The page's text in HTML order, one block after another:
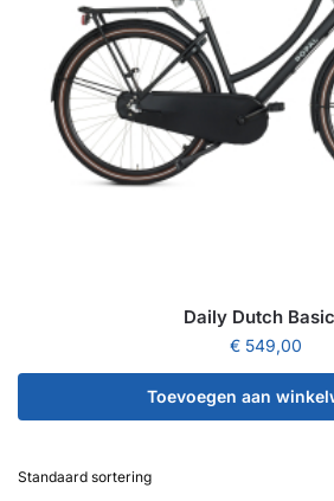
Daily Dutch
€549,00
Toevoegen aan